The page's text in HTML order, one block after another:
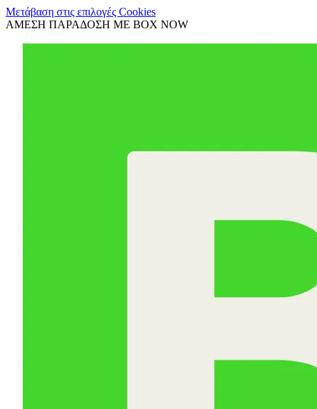
Μετάβαση στις επιλογές Cookies
ΑΜΕΣΗ ΠΑΡΑΔΟΣΗ ΜΕ BOX NOW